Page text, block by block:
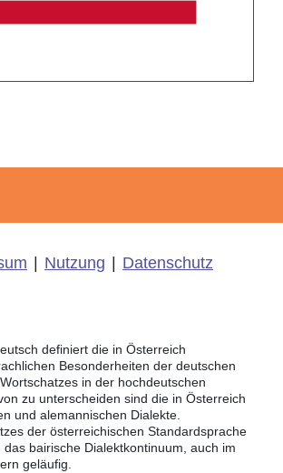
Nutzung Datenschutz
definiert die in Österreich
Besonderheiten der deutschen
in der hochdeutschen
zu unterscheiden sind die in Österreich
und alemannischen Dialekte.
der österreichischen Standardsprache
bairische Dialektkontinuum, auch im
geläufig.